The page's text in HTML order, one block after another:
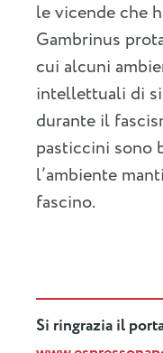
le vicende che
Gambrinus
cui alcuni
intellettuali di
durante il
pasticcini sono
l’ambiente
fascino.
Si ringrazia il